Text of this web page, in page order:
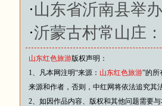
·山东省沂南县举
·沂蒙古村常山庄
山东红色旅游版权声明：
1、凡本网注明“来源： 山东红色旅游”的所
来源和作者，否则，中红网将依法追究其
2、如因作品内容、版权和其他问题需要